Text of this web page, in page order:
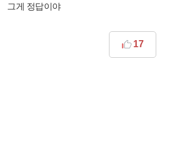
그게 정답이야
17